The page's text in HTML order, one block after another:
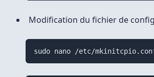
Modification du fichier de